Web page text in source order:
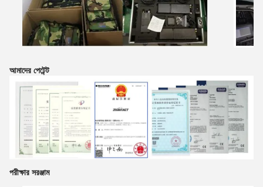
আমাদের পেটেন্ট
পরীক্ষার সরঞ্জাম